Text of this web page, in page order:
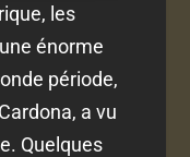
les
énorme
période,
a vu
Quelques